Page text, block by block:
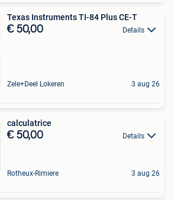
Texas Instruments TI-84 Plus CE-T
€ 50,00 Details
Zele+Deel Lokeren 3 aug 26
calculatrice
€ 50,00 Details
Rotheux-Rimiere 3 aug 26